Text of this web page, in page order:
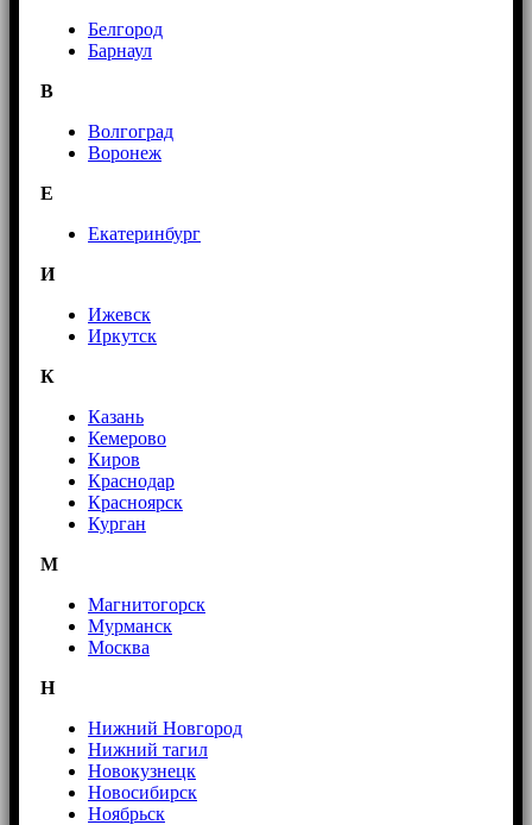
Белгород
Барнаул
В
Волгоград
Воронеж
E
Екатеринбург
И
Ижевск
Иркутск
К
Казань
Кемерово
Киров
Краснодар
Красноярск
Курган
М
Магнитогорск
Мурманск
Москва
Н
Нижний Новгород
Нижний тагил
Новокузнецк
Новосибирск
Ноябрьск